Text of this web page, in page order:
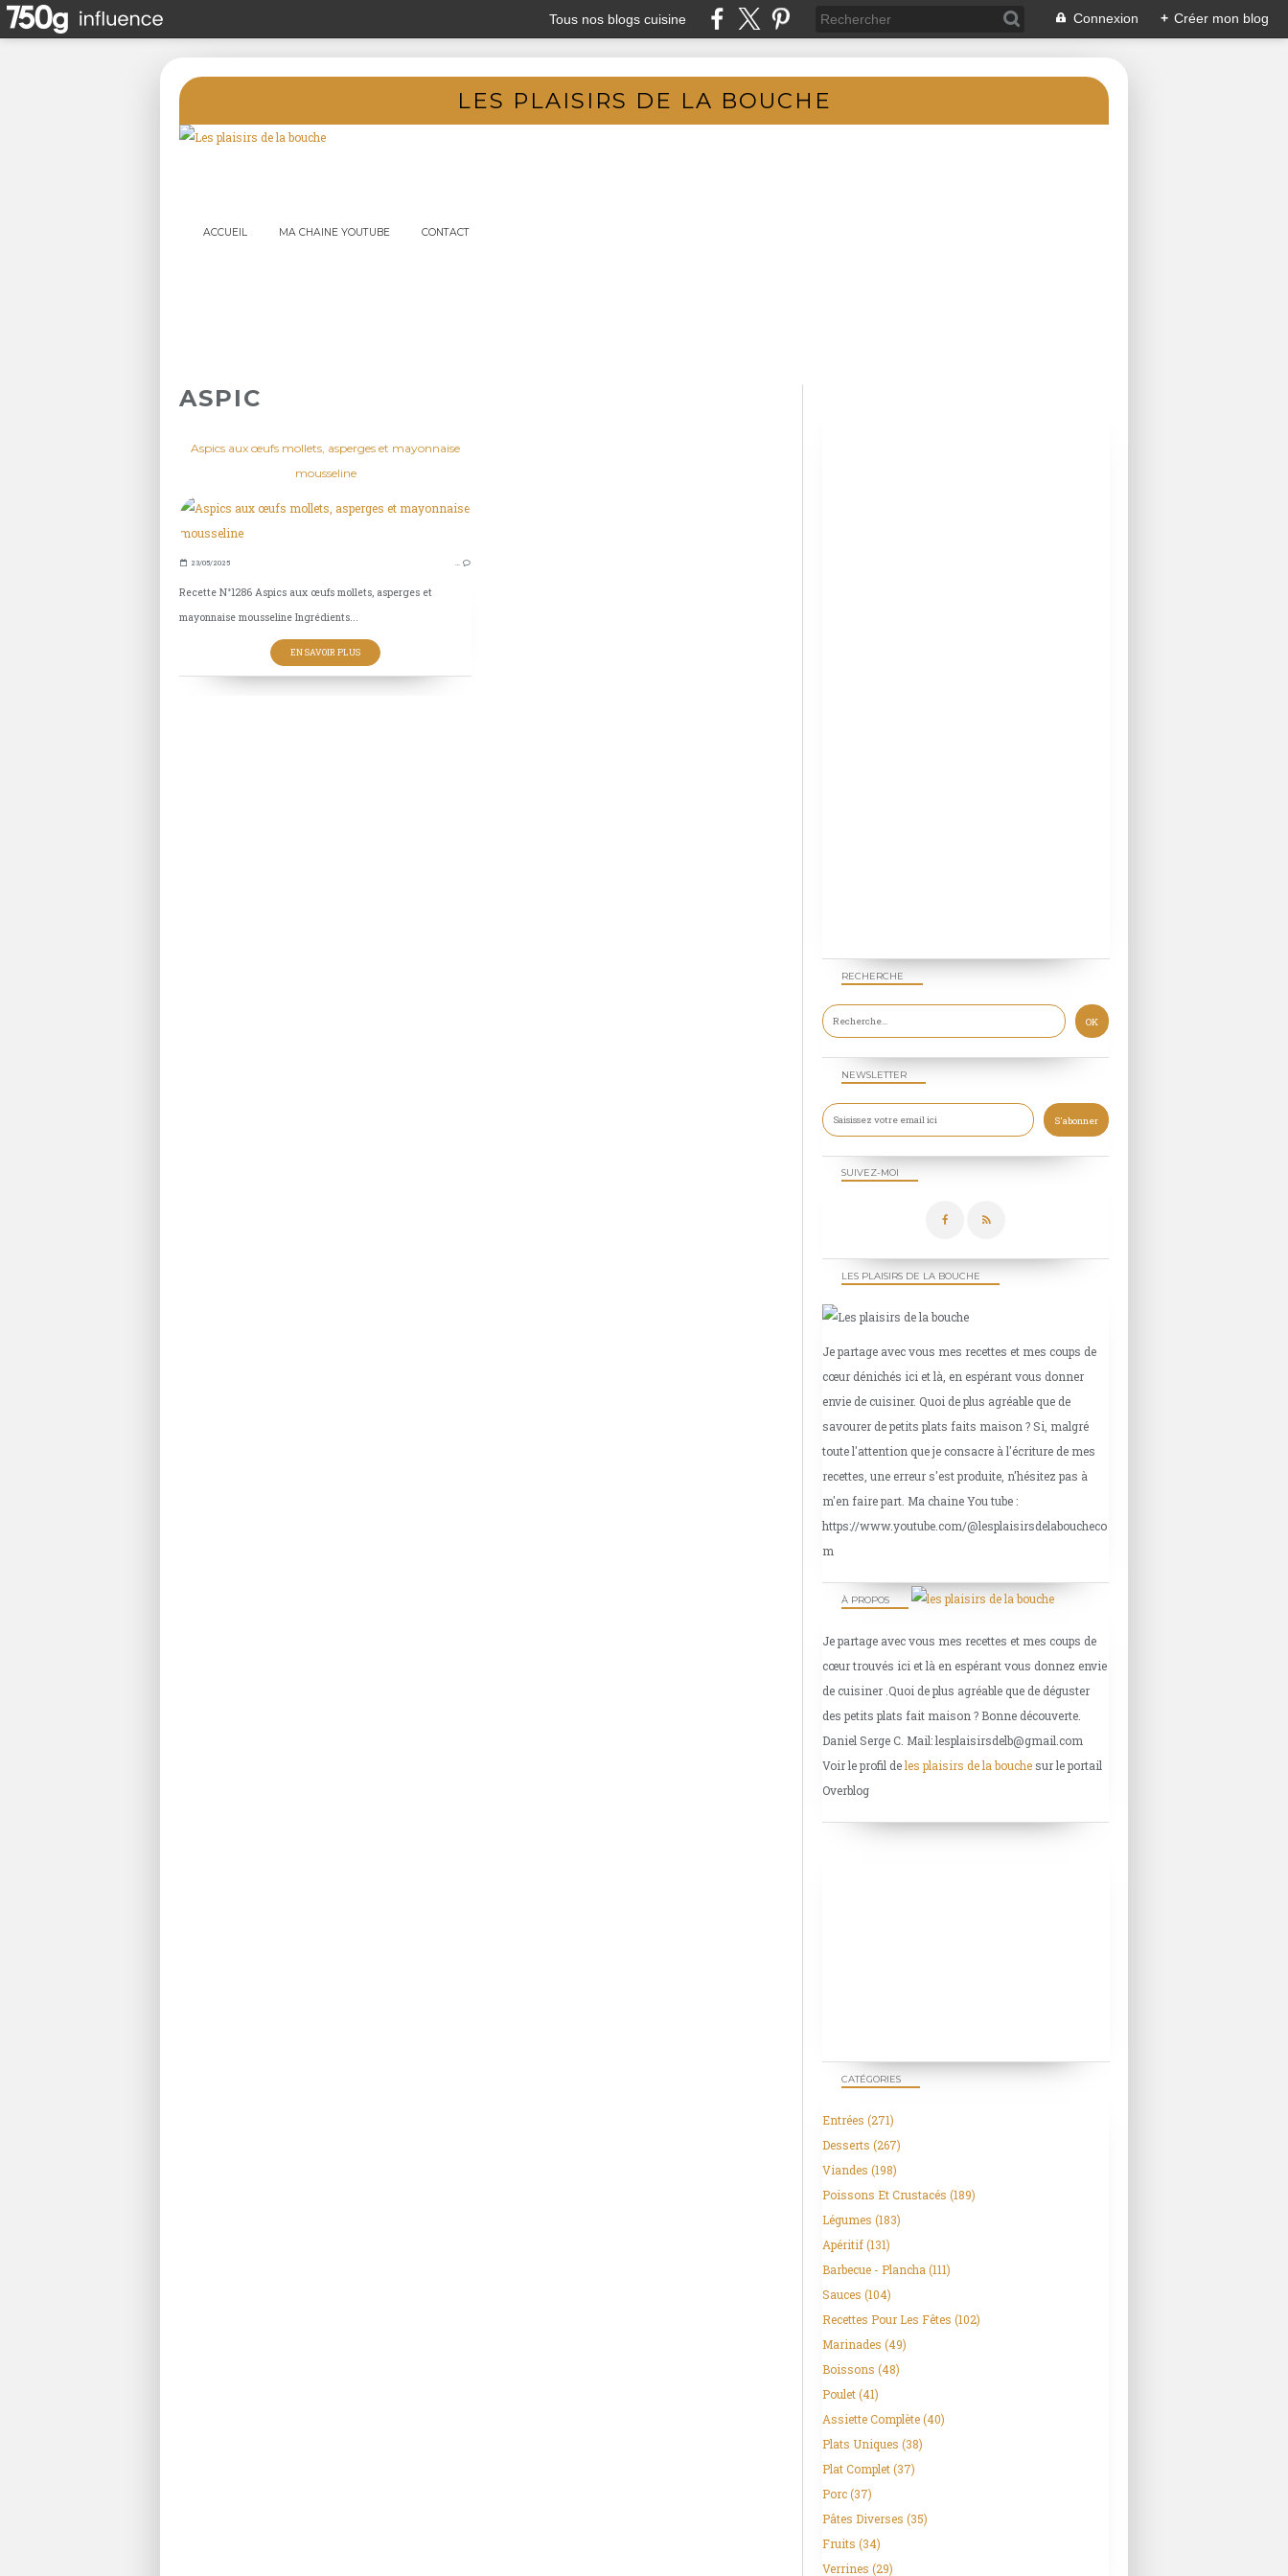
Tous nos blogs cuisine Connexion + Créer mon blog
LES PLAISIRS DE LA BOUCHE
ACCUEIL MA CHAINE YOUTUBE CONTACT
ASPIC
Aspics aux œufs mollets, asperges et mayonnaise
mousseline
23/05/2025 …
Recette N°1286 Aspics aux œufs mollets, asperges et
mayonnaise mousseline Ingrédients...
EN SAVOIR PLUS
NEWSLETTER
SUIVEZ-MOI
RECHERCHE
LES PLAISIRS DE LA BOUCHE
Je partage avec vous mes recettes et mes coups de
cœur dénichés ici et là, en espérant vous donner
envie de cuisiner. Quoi de plus agréable que de
savourer de petits plats faits maison ? Si, malgré
toute l'attention que je consacre à l'écriture de mes
recettes, une erreur s'est produite, n'hésitez pas à
m'en faire part. Ma chaine You tube :
https://www.youtube.com/@lesplaisirsdelaboucheco
m
À PROPOS
Je partage avec vous mes recettes et mes coups de
cœur trouvés ici et là en espérant vous donnez envie
de cuisiner .Quoi de plus agréable que de déguster
des petits plats fait maison ? Bonne découverte.
Daniel Serge C. Mail: lesplaisirsdelb@gmail.com
Voir le profil deles plaisirs de la bouchesur le portail
Overblog
CATÉGORIES
Entrées (271)
Desserts (267)
Viandes (198)
Poissons Et Crustacés (189)
Légumes (183)
Apéritif(131)
Barbecue - Plancha (111)
Sauces (104)
Recettes Pour Les Fêtes (102)
Marinades (49)
Boissons (48)
Poulet(41)
Assiette Complète(40)
Plats Uniques (38)
Plat Complet(37)
Porc(37)
Pâtes Diverses (35)
Fruits (34)
Verrines (29)